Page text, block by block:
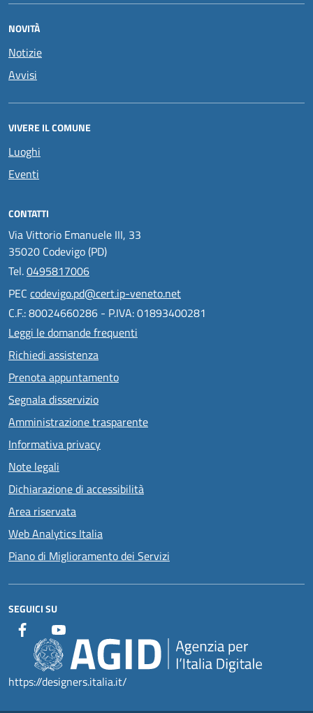
NOVITÀ
Notizie
Avvisi
VIVERE IL COMUNE
Luoghi
Eventi
CONTATTI
Via Vittorio Emanuele III, 33
35020 Codevigo (PD)
Tel.0495817006
PEC codevigo.pd@cert.ip-veneto.net
C.F.: 80024660286 - P.IVA: 01893400281
Leggi le domande frequenti
Richiedi assistenza
Prenota appuntamento
Segnala disservizio
Amministrazione trasparente
Informativa privacy
Note legali
Dichiarazione di accessibilità
Area riservata
Web Analytics Italia
Piano di Miglioramento dei Servizi
SEGUICI SU
https://designers.italia.it/